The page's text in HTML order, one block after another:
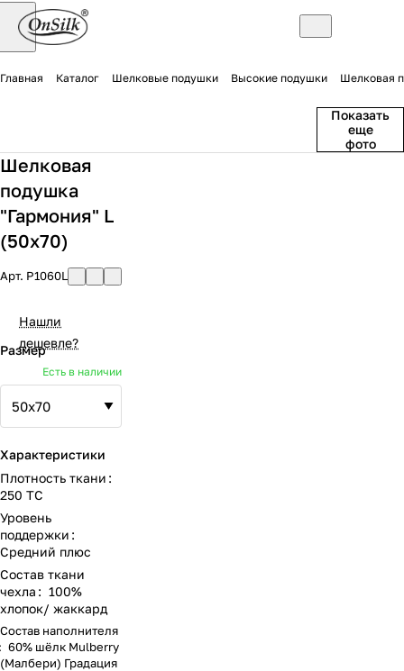
Главная Каталог Шелковые подушки Высокие подушки Шелковая
Показать
еще
фото
Шелковая
подушка
"Гармония" L
(50x70)
Арт. P1060L
Нашли
дешевле?
Размер
Есть в наличии
Характеристики
Плотность ткани :
250 ТС
Уровень
поддержки :
Средний плюс
Состав ткани
чехла : 100%
хлопок/ жаккард
Состав наполнителя
60% шёлк Mulberry
(Малбери) Градация